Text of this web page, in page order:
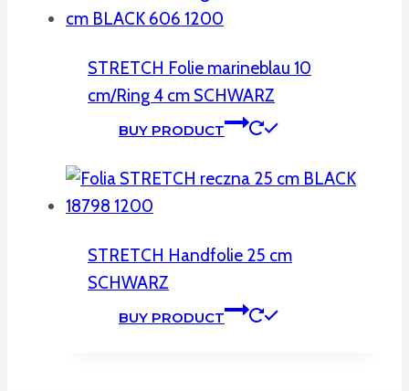
STRETCH Folie marineblau 10
cm/Ring 4 cm SCHWARZ
BUY PRODUCT
STRETCH Handfolie 25 cm
SCHWARZ
BUY PRODUCT